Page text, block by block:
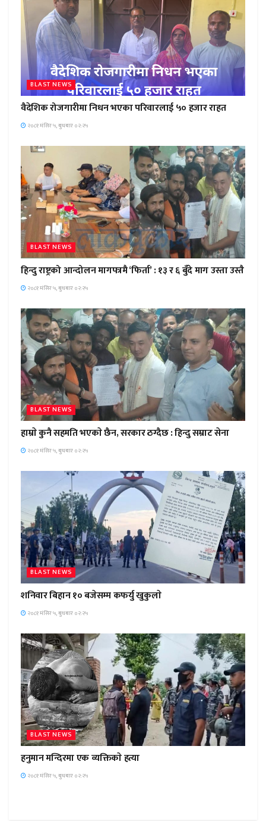
BLAST NEWS
वैदेशिक रोजगारीमा निधन भएका परिवारलाई ५० हजार राहत
२०८१ मंसिर ५, बुधबार ०२:२५
BLAST NEWS
हिन्दु राष्ट्रको आन्दोलन मागपत्रमै ‘फिर्ता’ : १३ र ६ बुँदे माग उस्ता उस्तै
२०८१ मंसिर ५, बुधबार ०२:२५
BLAST NEWS
हाम्राे कुनै सहमति भएकाे छैन, सरकार ठग्दैछ : हिन्दु सम्राट सेना
२०८१ मंसिर ५, बुधबार ०२:२५
BLAST NEWS
शनिवार बिहान १० बजेसम्म कफर्यु खुकुलाे
२०८१ मंसिर ५, बुधबार ०२:२५
BLAST NEWS
हनुमान मन्दिरमा एक व्यक्तिकाे हत्या
२०८१ मंसिर ५, बुधबार ०२:२५